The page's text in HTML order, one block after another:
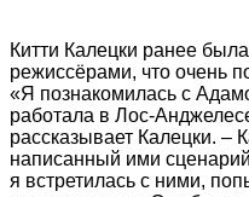
Китти Калецки ранее
режиссёрами, что очень
«Я познакомилась с
работала в Лос-
рассказывает Калецки. –
написанный ими
я встретилась с ними,